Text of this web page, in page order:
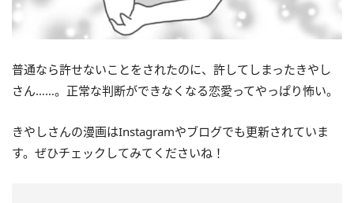
普通なら許せないことをされたのに、許してしまったきやし
さん……。正常な判断ができなくなる恋愛ってやっぱり怖い。
きやしさんの漫画はInstagramやブログでも更新されていま
す。ぜひチェックしてみてくださいね！